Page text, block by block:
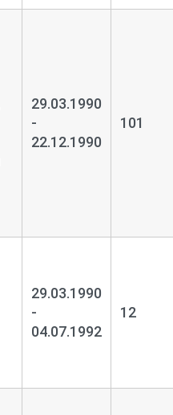
29.03.1990
-
22.12.1990
101
29.03.1990
-
04.07.1992
12